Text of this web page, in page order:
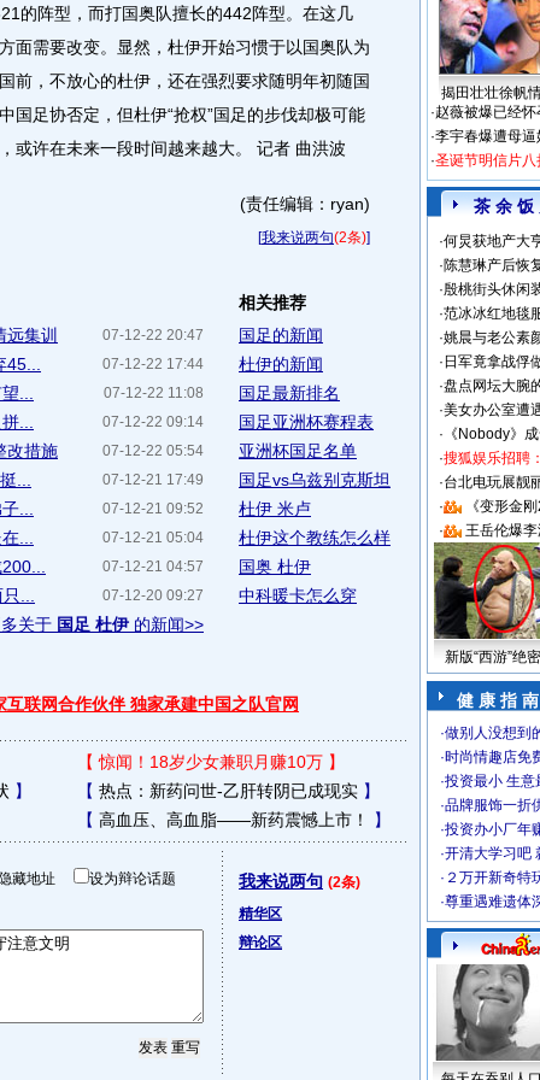
的阵型，而打国奥队擅长的442阵型。在这几
面需要改变。显然，杜伊开始习惯于以国奥队为
前，不放心的杜伊，还在强烈要求随明年初随国
国足协否定，但杜伊“抢权”国足的步伐却极可能
或许在未来一段时间越来越大。 记者 曲洪波
(责任编辑：ryan)
[我来说两句(2条)]
07-12-22 20:47
集训
07-12-22 17:44
07-12-22 11:08
...
07-12-22 09:14
...
07-12-22 05:54
改措施
07-12-21 17:49
...
07-12-21 09:52
...
07-12-21 05:04
...
07-12-21 04:57
07-12-20 09:27
...
关于 国足 杜伊 的新闻>>
相关推荐
国足的新闻
杜伊的新闻
国足最新排名
国足亚洲杯赛程表
亚洲杯国足名单
国足vs乌兹别克斯坦
杜伊 米卢
杜伊这个教练怎么样
国奥 杜伊
中科暖卡怎么穿
联网合作伙伴 独家承建中国之队官网
【惊闻！18岁少女兼职月赚10万】
】 【 热点：新药问世-乙肝转阴已成现实】
【 高血压、高血脂——新药震憾上市！ 】
藏地址 设为辩论话题 我来说两句 (2条)
精华区
辩论区
揭田壮壮徐帆
·赵薇被爆已经怀
·李宇春爆遭母逼
·圣诞节明信片八
茶 余 饭
·何炅获地产大
·陈慧琳产后恢
·殷桃街头休闲
·范冰冰红地毯
·姚晨与老公素
· 日军竟拿战俘
·盘点网坛大腕
·美女办公室遭
· 《Nobody》
·搜狐娱乐招聘
·台北电玩展靓
·
《变形金
·
王岳伦爆
新版“西游”绝
健 康 指 南
·做别人没想到
·时尚情趣店免
·投资最小 生意
·品牌服饰一折
·投资办小厂年
·开清大学习吧
· ２万开新奇特
·尊重遇难遗体